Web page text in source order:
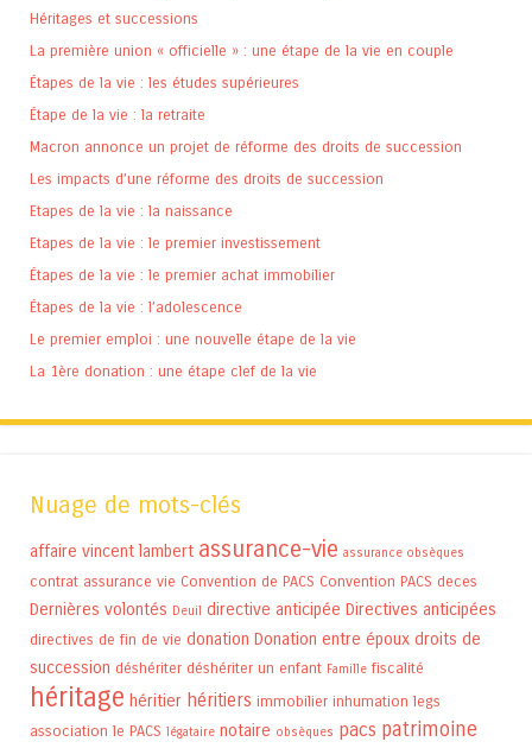
Héritages et successions
La première union « officielle » : une étape de la vie en couple
Étapes de la vie : les études supérieures
Étape de la vie : la retraite
Macron annonce un projet de réforme des droits de succession
Les impacts d’une réforme des droits de succession
Etapes de la vie : la naissance
Etapes de la vie : le premier investissement
Étapes de la vie : le premier achat immobilier
Étapes de la vie : l’adolescence
Le premier emploi : une nouvelle étape de la vie
La 1ère donation : une étape clef de la vie
Nuage de mots-clés
affaire vincent lambert assurance-vie assurance obsèques
contrat assurance vie Convention de PACS Convention PACS deces
Dernières volontés Deuil directive anticipée Directives anticipées
directives de fin de vie donation Donation entre époux droits de
succession déshériter déshériter un enfant Famille fiscalité
héritage héritier héritiers immobilier inhumation legs
association le PACS légataire notaire obsèques pacs patrimoine